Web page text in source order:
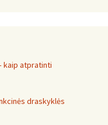
kaip atpratinti
draskyklės